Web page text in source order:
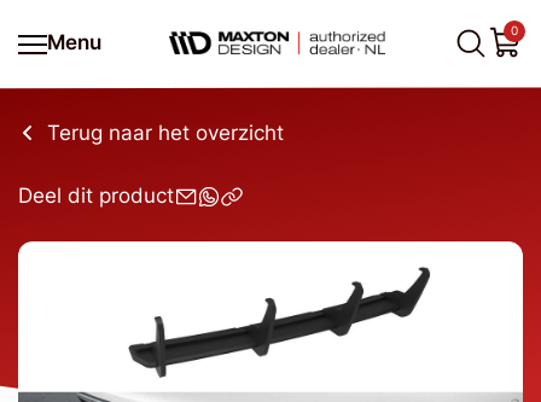
Menu
0
Terug naar het overzicht
Deel dit product